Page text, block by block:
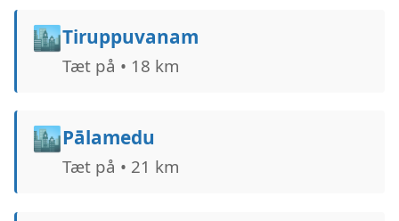
🏙️Tiruppuvanam
Tæt på • 18 km
🏙️Pālamedu
Tæt på • 21 km